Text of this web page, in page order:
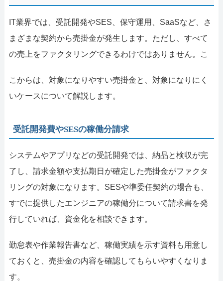
IT業界では、受託開発やSES、保守運用、SaaSなど、さ
まざまな契約から売掛金が発生します。ただし、すべて
の売上をファクタリングできるわけではありません。こ
こからは、対象になりやすい売掛金と、対象になりにく
いケースについて解説します。
受託開発費やSESの稼働分請求
システムやアプリなどの受託開発では、納品と検収が完
了し、請求金額や支払期日が確定した売掛金がファクタ
リングの対象になります。SESや準委任契約の場合も、
すでに提供したエンジニアの稼働分について請求書を発
行していれば、資金化を相談できます。
勤怠表や作業報告書など、稼働実績を示す資料も用意し
ておくと、売掛金の内容を確認してもらいやすくなりま
す。